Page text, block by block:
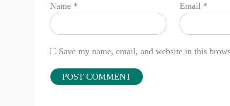
Name * Email *
Save my name, email, and website in this